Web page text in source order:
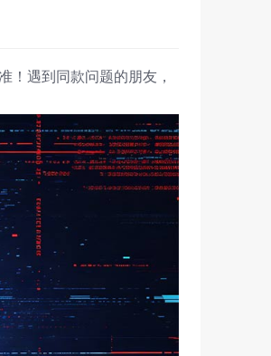
！遇到同款问题的朋友，